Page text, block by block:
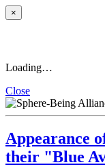
×
Loading…
Close
Appearance
their "Blue